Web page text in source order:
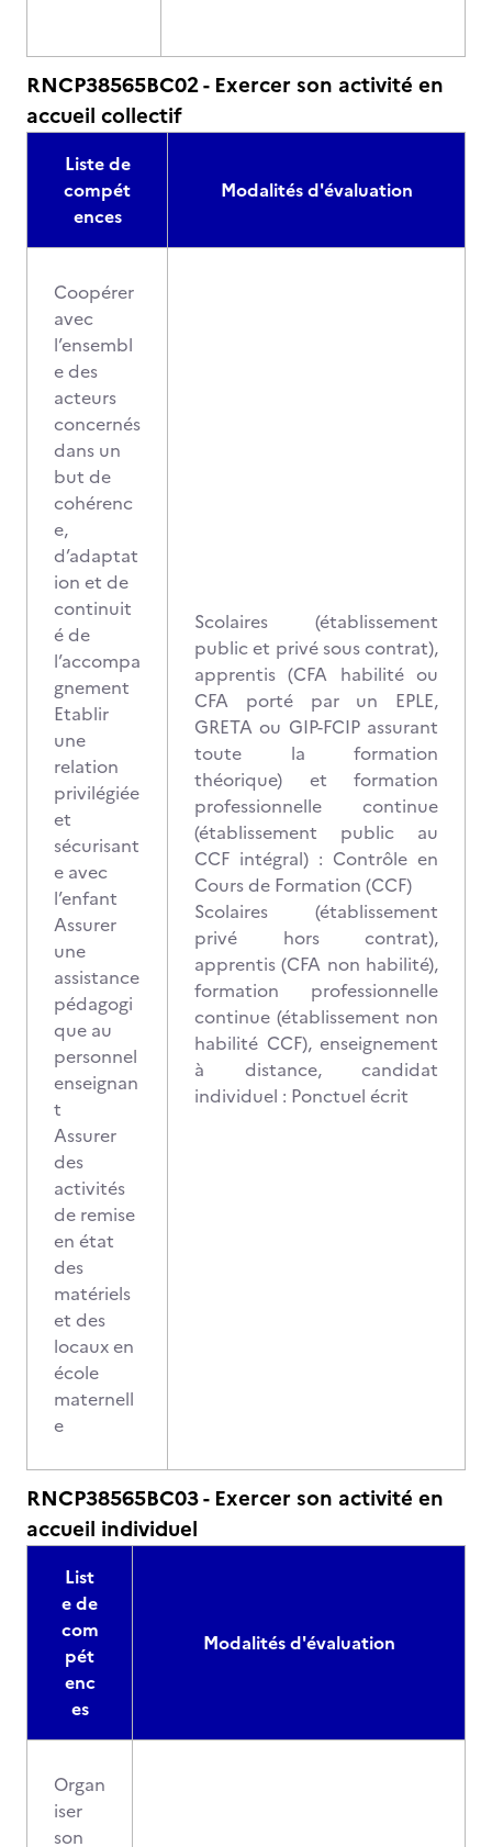
RNCP38565BC02 - Exercer son activité en
accueil collectif
Liste de
compét
ences
Modalités d'évaluation
Coopérer
avec
l’ensembl
e des
acteurs
concernés
dans un
but de
cohérenc
e,
d’adaptat
ion et de
continuit
é de
l’accompa
gnement
Etablir
une
relation
privilégiée
et
sécurisant
e avec
l’enfant
Assurer
une
assistance
pédagogi
que au
personnel
enseignan
t
Assurer
des
activités
de remise
en état
des
matériels
et des
locaux en
école
maternell
e
Scolaires (établissement
public et privé sous contrat),
apprentis (CFA habilité ou
CFA porté par un EPLE,
GRETA ou GIP-FCIP assurant
toute la formation
théorique) et formation
professionnelle continue
(établissement public au
CCF intégral) : Contrôle en
Cours de Formation (CCF)
Scolaires (établissement
privé hors contrat),
apprentis (CFA non habilité),
formation professionnelle
continue (établissement non
habilité CCF), enseignement
à distance, candidat
individuel : Ponctuel écrit
RNCP38565BC03 - Exercer son activité en
accueil individuel
List
e de
com
pét
enc
es
Modalités d'évaluation
Organ
iser
son